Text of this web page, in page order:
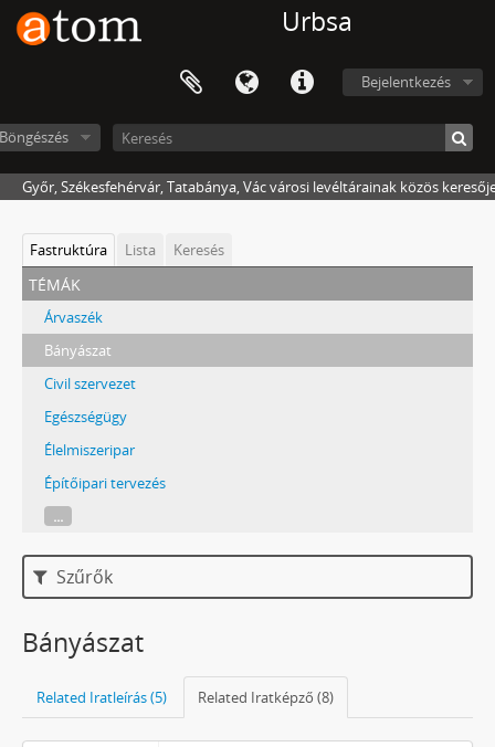
Urbsa
Bejelentkezés
Győr, Székesfehérvár, Tatabánya, Vác városi levéltárainak közös
Fastruktúra Lista Keresés
témák
Árvaszék
Bányászat
Civil szervezet
Egészségügy
Élelmiszeripar
Építőipari tervezés
...
Szűrők
Bányászat
Related Iratleírás (5) Related Iratképző (8)